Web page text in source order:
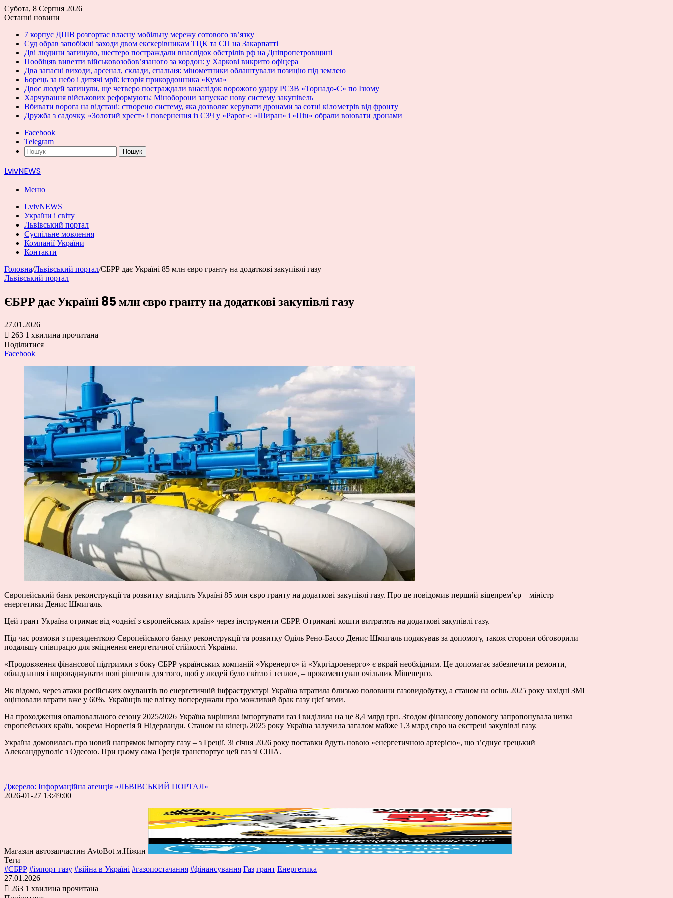
Субота, 8 Серпня 2026
Останні новини
7 корпус ДШВ розгортає власну мобільну мережу сотового зв’язку
Суд обрав запобіжні заходи двом екскерівникам ТЦК та СП на Закарпатті
Дві людини загинуло, шестеро постраждали внаслідок обстрілів рф на Дніпропетровщині
Пообіцяв вивезти військовозобов’язаного за кордон: у Харкові викрито офіцера
Два запасні виходи, арсенал, склади, спальня: мінометники облаштували позицію під землею
Борець за небо і дитячі мрії: історія прикордонника «Кума»
Двоє людей загинули, ще четверо постраждали внаслідок ворожого удару РСЗВ «Торнадо-С» по Ізюму
Харчування військових реформують: Міноборони запускає нову систему закупівель
Вбивати ворога на відстані: створено систему, яка дозволяє керувати дронами за сотні кілометрів від фронту
Дружба з садочку, «Золотий хрест» і повернення із СЗЧ у «Рарог»: «Ширан» і «Пін» обрали воювати дронами
Facebook
Telegram
Пошук
LvivNEWS
Меню
LvivNEWS
України і світу
Львівський портал
Суспільне мовлення
Компанії України
Контакти
Головна/Львівський портал/ЄБРР дає Україні 85 млн євро гранту на додаткові закупівлі газу
Львівський портал
ЄБРР дає Україні 85 млн євро гранту на додаткові закупівлі газу
27.01.2026
263 1 хвилина прочитана
Поділитися
Facebook
Європейський банк реконструкції та розвитку виділить Україні 85 млн євро гранту на додаткові закупівлі газу. Про це повідомив перший віцепрем’єр – міністр
енергетики Денис Шмигаль.
Цей грант Україна отримає від «однієї з європейських країн» через інструменти ЄБРР. Отримані кошти витратять на додаткові закупівлі газу.
Під час розмови з президенткою Європейського банку реконструкції та розвитку Оділь Рено-Бассо Денис Шмигаль подякував за допомогу, також сторони обговорили
подальшу співпрацю для зміцнення енергетичної стійкості України.
«Продовження фінансової підтримки з боку ЄБРР українських компаній «Укренерго» й «Укргідроенерго» є вкрай необхідним. Це допомагає забезпечити ремонти,
обладнання і впроваджувати нові рішення для того, щоб у людей було світло і тепло», – прокоментував очільник Міненерго.
Як відомо, через атаки російських окупантів по енергетичній інфраструктурі Україна втратила близько половини газовидобутку, а станом на осінь 2025 року західні ЗМІ
оцінювали втрати вже у 60%. Українців ще влітку попереджали про можливий брак газу цієї зими.
На проходження опалювального сезону 2025/2026 Україна вирішила імпортувати газ і виділила на це 8,4 млрд грн. Згодом фінансову допомогу запропонувала низка
європейських країн, зокрема Норвегія й Нідерланди. Станом на кінець 2025 року Україна залучила загалом майже 1,3 млрд євро на екстрені закупівлі газу.
Україна домовилась про новий напрямок імпорту газу – з Греції. Зі січня 2026 року поставки йдуть новою «енергетичною артерією», що з’єднує грецький
Александруполіс з Одесою. При цьому сама Греція транспортує цей газ зі США.
Джерело: Інформаційна агенція «ЛЬВІВСЬКИЙ ПОРТАЛ»
2026-01-27 13:49:00
Магазин автозапчастин AvtoBot м.Ніжин
Теги
#ЄБРР #імпорт газу #війна в Україні #газопостачання #фінансування Газ грант Енергетика
27.01.2026
263 1 хвилина прочитана